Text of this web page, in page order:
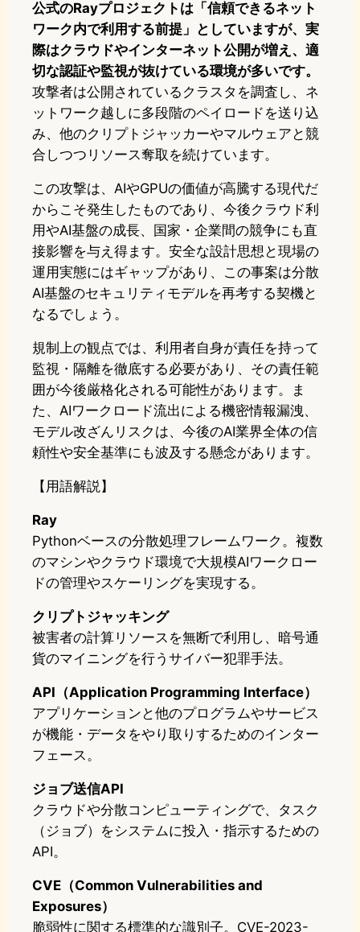
公式のRayプロジェクトは「信頼できるネット
ワーク内で利用する前提」としていますが、実
際はクラウドやインターネット公開が増え、適
切な認証や監視が抜けている環境が多いです。
攻撃者は公開されているクラスタを調査し、ネ
ットワーク越しに多段階のペイロードを送り込
み、他のクリプトジャッカーやマルウェアと競
合しつつリソース奪取を続けています。
この攻撃は、AIやGPUの価値が高騰する現代だ
からこそ発生したものであり、今後クラウド利
用やAI基盤の成長、国家・企業間の競争にも直
接影響を与え得ます。安全な設計思想と現場の
運用実態にはギャップがあり、この事案は分散
AI基盤のセキュリティモデルを再考する契機と
なるでしょう。
規制上の観点では、利用者自身が責任を持って
監視・隔離を徹底する必要があり、その責任範
囲が今後厳格化される可能性があります。ま
た、AIワークロード流出による機密情報漏洩、
モデル改ざんリスクは、今後のAI業界全体の信
頼性や安全基準にも波及する懸念があります。
【用語解説】
Ray
Pythonベースの分散処理フレームワーク。複数
のマシンやクラウド環境で大規模AIワークロー
ドの管理やスケーリングを実現する。
クリプトジャッキング
被害者の計算リソースを無断で利用し、暗号通
貨のマイニングを行うサイバー犯罪手法。
API（Application Programming Interface）
アプリケーションと他のプログラムやサービス
が機能・データをやり取りするためのインター
フェース。
ジョブ送信API
クラウドや分散コンピューティングで、タスク
（ジョブ）をシステムに投入・指示するための
API。
CVE（Common Vulnerabilities and
Exposures）
脆弱性に関する標準的な識別子。CVE-2023-